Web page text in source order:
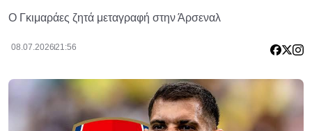
Ο Γκιμαράες ζητά μεταγραφή στην Άρσεναλ
08.07.202621:56